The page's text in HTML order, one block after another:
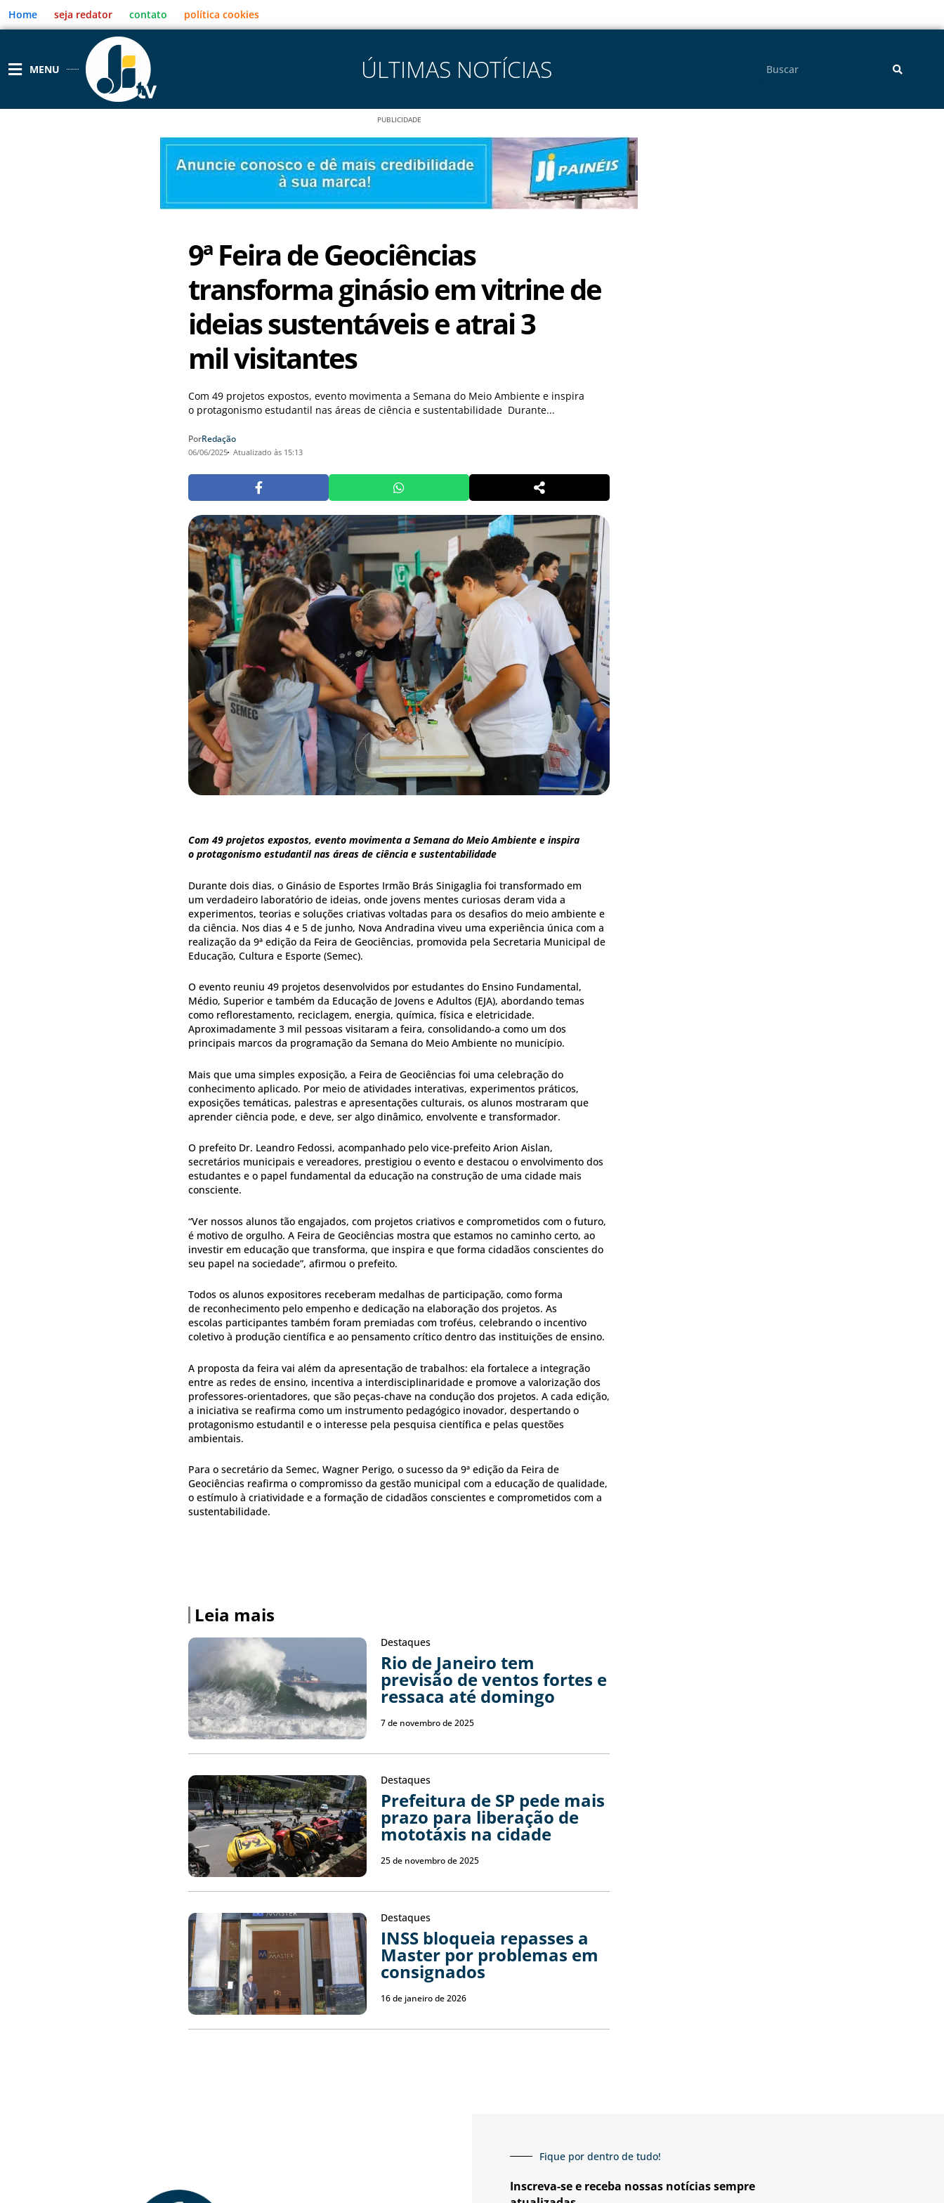
para
o
Home seja redator contato política cookies
MENU ÚLTIMAS NOTÍCIAS
PUBLICIDADE
9ª Feira de Geociências
transforma ginásio em vitrine de
ideias sustentáveis e atrai 3
mil visitantes
Com 49 projetos expostos, evento movimenta a Semana do Meio Ambiente e inspira
o protagonismo estudantil nas áreas de ciência e sustentabilidade Durante...
PorRedação
06/06/2025 Atualizado às 15:13
Com 49 projetos expostos, evento movimenta a Semana do Meio Ambiente e inspira
o protagonismo estudantil nas áreas de ciência e sustentabilidade
Durante dois dias, o Ginásio de Esportes Irmão Brás Sinigaglia foi transformado em
um verdadeiro laboratório de ideias, onde jovens mentes curiosas deram vida a
experimentos, teorias e soluções criativas voltadas para os desafios do meio ambiente e
da ciência. Nos dias 4 e 5 de junho, Nova Andradina viveu uma experiência única com a
realização da 9ª edição da Feira de Geociências, promovida pela Secretaria Municipal de
Educação, Cultura e Esporte (Semec).
O evento reuniu 49 projetos desenvolvidos por estudantes do Ensino Fundamental,
Médio, Superior e também da Educação de Jovens e Adultos (EJA), abordando temas
como reflorestamento, reciclagem, energia, química, física e eletricidade.
Aproximadamente 3 mil pessoas visitaram a feira, consolidando-a como um dos
principais marcos da programação da Semana do Meio Ambiente no município.
Mais que uma simples exposição, a Feira de Geociências foi uma celebração do
conhecimento aplicado. Por meio de atividades interativas, experimentos práticos,
exposições temáticas, palestras e apresentações culturais, os alunos mostraram que
aprender ciência pode, e deve, ser algo dinâmico, envolvente e transformador.
O prefeito Dr. Leandro Fedossi, acompanhado pelo vice-prefeito Arion Aislan,
secretários municipais e vereadores, prestigiou o evento e destacou o envolvimento dos
estudantes e o papel fundamental da educação na construção de uma cidade mais
consciente.
“Ver nossos alunos tão engajados, com projetos criativos e comprometidos com o futuro,
é motivo de orgulho. A Feira de Geociências mostra que estamos no caminho certo, ao
investir em educação que transforma, que inspira e que forma cidadãos conscientes do
seu papel na sociedade”, afirmou o prefeito.
Todos os alunos expositores receberam medalhas de participação, como forma
de reconhecimento pelo empenho e dedicação na elaboração dos projetos. As
escolas participantes também foram premiadas com troféus, celebrando o incentivo
coletivo à produção científica e ao pensamento crítico dentro das instituições de ensino.
A proposta da feira vai além da apresentação de trabalhos: ela fortalece a integração
entre as redes de ensino, incentiva a interdisciplinaridade e promove a valorização dos
professores-orientadores, que são peças-chave na condução dos projetos. A cada edição,
a iniciativa se reafirma como um instrumento pedagógico inovador, despertando o
protagonismo estudantil e o interesse pela pesquisa científica e pelas questões
ambientais.
Para o secretário da Semec, Wagner Perigo, o sucesso da 9ª edição da Feira de
Geociências reafirma o compromisso da gestão municipal com a educação de qualidade,
o estímulo à criatividade e a formação de cidadãos conscientes e comprometidos com a
sustentabilidade.
Leia mais
Destaques
Rio de Janeiro tem
previsão de ventos fortes e
ressaca até domingo
7 de novembro de 2025
Destaques
Prefeitura de SP pede mais
prazo para liberação de
mototáxis na cidade
25 de novembro de 2025
Destaques
INSS bloqueia repasses a
Master por problemas em
consignados
16 de janeiro de 2026
Fique por dentro de tudo!
Inscreva-se e receba nossas notícias sempre